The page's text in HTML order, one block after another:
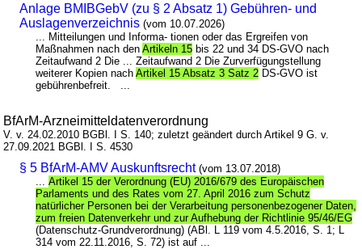
Anlage BMIBGebV (zu § 2 Absatz 1) Gebühren- und
Auslagenverzeichnis (vom 10.07.2026)
... Mitteilungen und Informa- tionen oder das Ergreifen von
Maßnahmen nach denArtikeln 15 bis 22 und 34 DS-GVO nach
Zeitaufwand 2 Die ... Zeitaufwand 2 Die Zurverfügungstellung
weiterer Kopien nachArtikel 15 Absatz 3 Satz 2 DS-GVO ist
gebührenbefreit. ...
BfArM-Arzneimitteldatenverordnung
V. v. 24.02.2010 BGBl. I S. 140; zuletzt geändert durch Artikel 9 G. v.
27.09.2021 BGBl. I S. 4530
§ 5 BfArM-AMV Auskunftsrecht (vom 13.07.2018)
...Artikel 15 der Verordnung (EU) 2016/679 des Europäischen
Parlaments und des Rates vom 27. April 2016 zum Schutz
natürlicher Personen bei der Verarbeitung personenbezogener Daten,
zum freien Datenverkehr und zur Aufhebung der Richtlinie 95/46/EG
(Datenschutz-Grundverordnung) (ABl. L 119 vom 4.5.2016, S. 1; L
314 vom 22.11.2016, S. 72) ist auf ...